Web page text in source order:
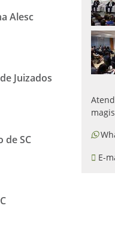
Alesc
Juizados
de SC
E-